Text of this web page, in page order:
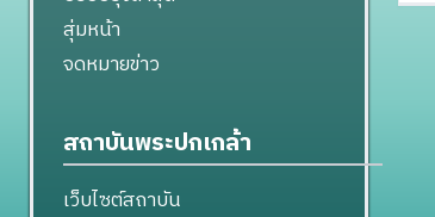
สุ่มหน้า
จดหมายข่าว
สถาบันพระปกเกล้า
เว็บไซต์สถาบัน